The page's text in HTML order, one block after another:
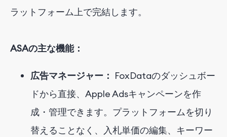
ラットフォーム上で完結します。
ASAの主な機能：
広告マネージャー： FoxDataのダッシュボー
ドから直接、Apple Adsキャンペーンを作
成・管理できます。プラットフォームを切り
替えることなく、入札単価の編集、キーワー